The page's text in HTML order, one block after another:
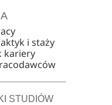
i staży
kariery
STUDIÓW